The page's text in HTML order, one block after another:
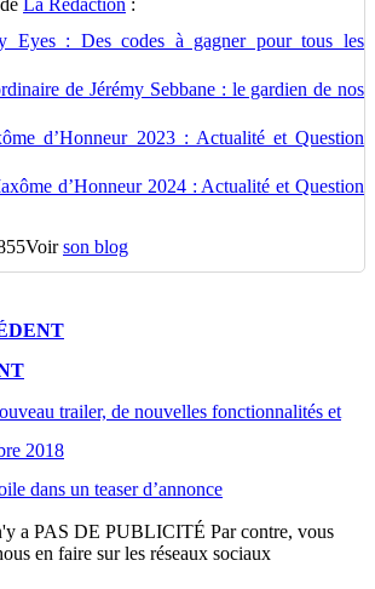
La Rédaction :
Eyes : Des codes à gagner pour tous les
de Jérémy Sebbane : le gardien de nos
d’Honneur 2023 : Actualité et Question
d’Honneur 2024 : Actualité et Question
Voirson blog
trailer, de nouvelles fonctionnalités et
2018
dans un teaser d’annonce
a PAS DE PUBLICITÉ Par contre, vous
en faire sur les réseaux sociaux